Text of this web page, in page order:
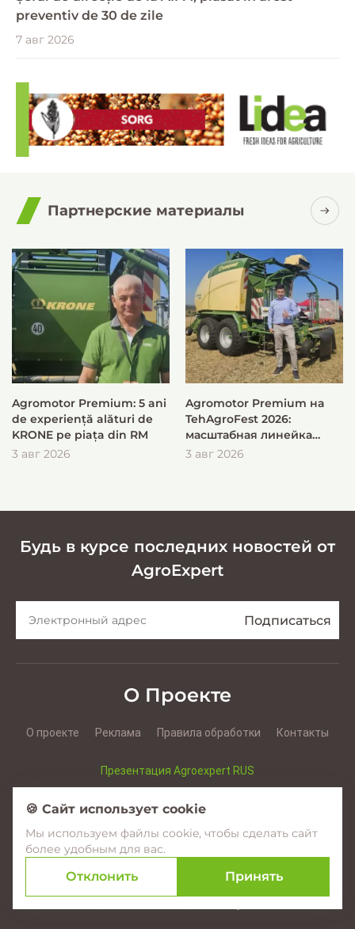
preventiv de 30 de zile
7 авг 2026
Партнерские материалы
Agromotor Premium: 5 ani
de experiență alături de
KRONE pe piața din RM
3 авг 2026
Agromotor Premium на
TehAgroFest 2026:
масштабная линейка
KRONE для быстрой и
3 авг 2026
Будь в курсе последних новостей от
AgroExpert
О Проекте
О проекте Реклама Правила обработки Контакты
Презентация Agroexpert RUS
Facebook YouTube Instagram
© 2017–2026 Agroexpert.md
🍪 Сайт использует cookie
Мы используем файлы cookie, чтобы сделать сайт
более удобным для вас.
Отклонить Принять